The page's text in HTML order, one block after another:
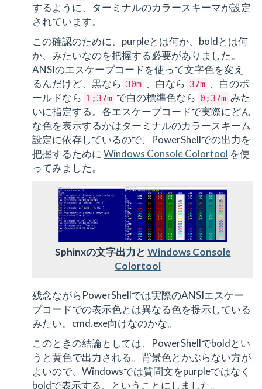
するように、ターミナルのカラースキーマが設定
されています。
この確認のために、purpleとは何か、boldとは何
か、みたいなのを把握する必要がありました。
ANSIのエスケープコードを使って文字色を変え
るんだけど、黒なら 30m 、白なら 37m 、白のボ
ールドなら 1;37m で白の標準色なら 0;37m みた
いに指定する。各エスケープコードで実際にどん
な色を表示するかはターミナルのカラースキーム
設定に依存しているので、PowerShellでの出力を
把握するために Windows Console Colortool を使
ってみました。
Sphinxの文字出力と Windows Console
Colortool
残念ながらPowerShellでは実際のANSIエスケー
プコードでの表示色とは異なる色を提示している
みたい。cmd.exe向けなのかな。
このときの結論としては、PowerShellでboldとい
うと黄色で出力される。背景色とかぶらない方が
よいので、Windowsでは質問文をpurpleではなく
boldで表示する、ということにしました。